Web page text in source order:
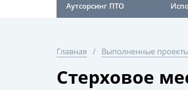
Аутсорсинг ПТО
Главная Выполненные проекты
Стерховое